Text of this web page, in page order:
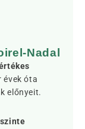
Nadal
évek óta
előnyeit.